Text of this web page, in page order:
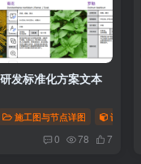
发标准化方案文本
施工图与节点详图 设计智库
0 78 7